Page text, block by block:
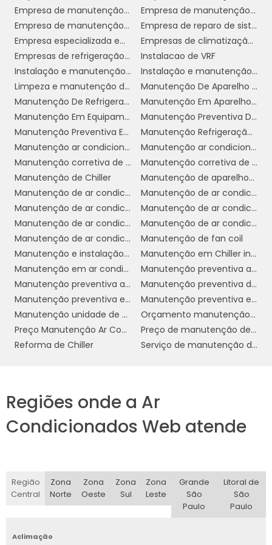
esses sistemas podem oferecer desempenho
confiável por muitos anos, reduzindo a
necessidade de reparos frequentes e
interrupções nas operações comerciais.
PROCESSO DE INSTALAÇÃO
DE VRF: PASSO A PASSO
A instalação de um sistema VRF em
ambientes comerciais requer um
planejamento cuidadoso e a execução por
profissionais qualificados para garantir o
desempenho ideal.
O processo começa com uma avaliação
detalhada do local, onde são analisadas as
necessidades de climatização de cada área e
as condições estruturais do edifício. Essa
etapa é crucial para determinar o tipo e a
capacidade adequada do sistema VRF a ser
instalado.
Após a avaliação, o projeto é desenvolvido
considerando as especificidades do local e as
tubulações de refrigerante. A escolha correta
desses componentes é essencial para
otimizar a eficiência do sistema e minimizar
Instalação do Sistema
instalação propriamente dita. As unidades
Empresa de manutenção de ar condicionado
Empresa de manutenção de ar condicionado sp
Empresa de manutenção de ar condicionado split
Empresa de reparo de sistema de ar condicionado
Empresa especializada em manutenção de ar condicionado
Empresas de climatização industrial
Empresas de refrigeração e climatização
Instalacao de VRF
Instalação e manutenção de ar condicionado
Instalação e manutenção de ar condicionado vrf
Limpeza e manutenção de ar condicionado
Manutenção De Aparelho De Refrigeração
Manutenção De Refrigeração
Manutenção Em Aparelho Chiller
Manutenção Em Equipamentos De Refrigeração
Manutenção Preventiva De Ar Condicionado
Manutenção Preventiva Em Refrigeração
Manutenção Refrigeração Industrial
Manutenção ar condicionado
Manutenção ar condicionado de janela
Manutenção corretiva de ar condicionado
Manutenção corretiva de sistema de ar condicionado
Manutenção de Chiller
Manutenção de aparelhos de ar condicionado
Manutenção de ar condicionado
Manutenção de ar condicionado Chiller
Manutenção de ar condicionado VRF
Manutenção de ar condicionado campinas
Manutenção de ar condicionado em cosmópolis
Manutenção de ar condicionado industrial
Manutenção de ar condicionado sp
Manutenção de fan coil
Manutenção e instalação de ar condicionado
Manutenção em Chiller industrial
Manutenção em ar condicionado
Manutenção preventiva ar condicionado
Manutenção preventiva ar condicionado preço
Manutenção preventiva de ar condicionado VRF
Manutenção preventiva e corretiva de ar condicionado
Manutenção preventiva em Chiller
Manutenção unidade de água gelada
Orçamento manutenção ar condicionado
Preço Manutenção Ar Condicionado Split
Preço de manutenção de ar condicionado
Reforma de Chiller
Serviço de manutenção de ar condicionado
Regiões onde a Ar
Condicionados Web atende
Região
Central
Zona
Norte
Zona
Oeste
Zona
Sul
Zona
Leste
Grande
São
Paulo
Litoral de
São
Paulo
Aclimação